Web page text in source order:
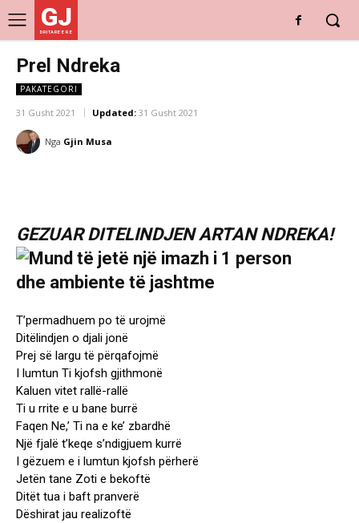
GJ
DRITARE E RE
Prel Ndreka
PAKATEGORI
31 Gusht 2021 Updated: 31 Gusht 2021
Nga Gjin Musa
GEZUAR DITELINDJEN ARTAN NDREKA!
T’permadhuem po të urojmë
Ditëlindjen o djali jonë
Prej së largu të përqafojmë
I lumtun Ti kjofsh gjithmonë
Kaluen vitet rallë-rallë
Ti u rrite e u bane burrë
Faqen Ne,’ Ti na e ke’ zbardhë
Një fjalë t’keqe s’ndigjuem kurrë
I gëzuem e i lumtun kjofsh përherë
Jetën tane Zoti e bekoftë
Ditët tua i baft pranverë
Dëshirat jau realizoftë